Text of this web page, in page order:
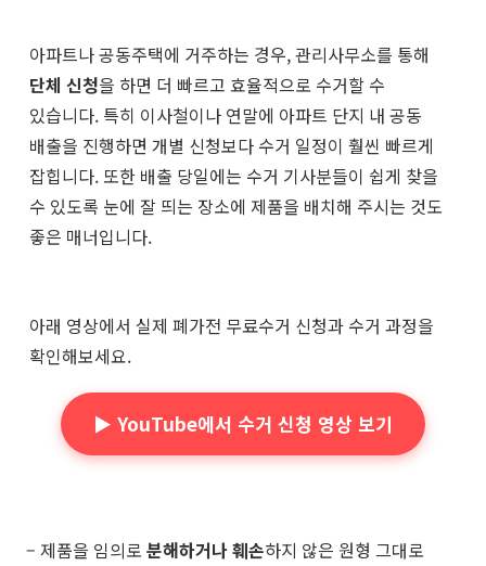
아파트나 공동주택에 거주하는 경우, 관리사무소를 통해
단체 신청을 하면 더 빠르고 효율적으로 수거할 수
있습니다. 특히 이사철이나 연말에 아파트 단지 내 공동
배출을 진행하면 개별 신청보다 수거 일정이 훨씬 빠르게
잡힙니다. 또한 배출 당일에는 수거 기사분들이 쉽게 찾을
수 있도록 눈에 잘 띄는 장소에 제품을 배치해 주시는 것도
좋은 매너입니다.
아래 영상에서 실제 폐가전 무료수거 신청과 수거 과정을
확인해보세요.
▶️ YouTube에서 수거 신청 영상 보기
– 제품을 임의로 분해하거나 훼손하지 않은 원형 그대로